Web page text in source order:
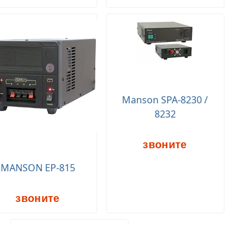
MANSON EP-815
звоните
Manson SPA-8230 /
8232
звоните